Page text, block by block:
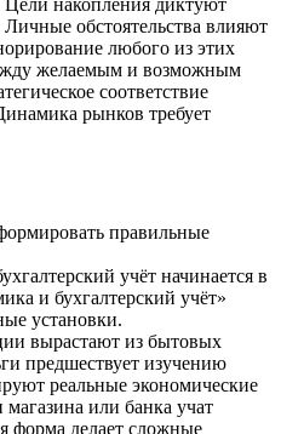
накопления диктуют
обстоятельства влияют
любого из этих
желаемым и возможным
соответствие
рынков требует
правильные
учёт начинается в
и бухгалтерский учёт»
установки.
вырастают из бытовых
предшествует изучению
реальные экономические
или банка учат
форма делает сложные